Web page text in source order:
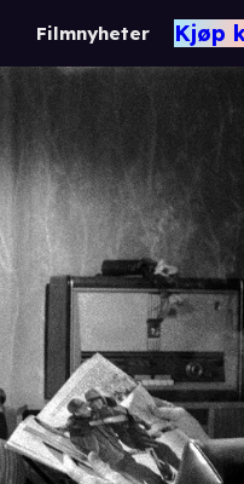
Filmnyheter Kjøp